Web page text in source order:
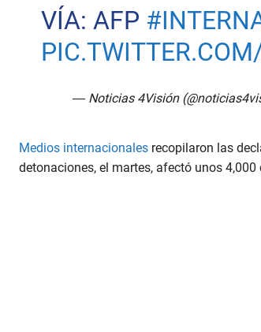
VÍA: AFP
— Noticias 4Visión
Medios internacionales recopilaron las
detonaciones, el martes, afectó unos